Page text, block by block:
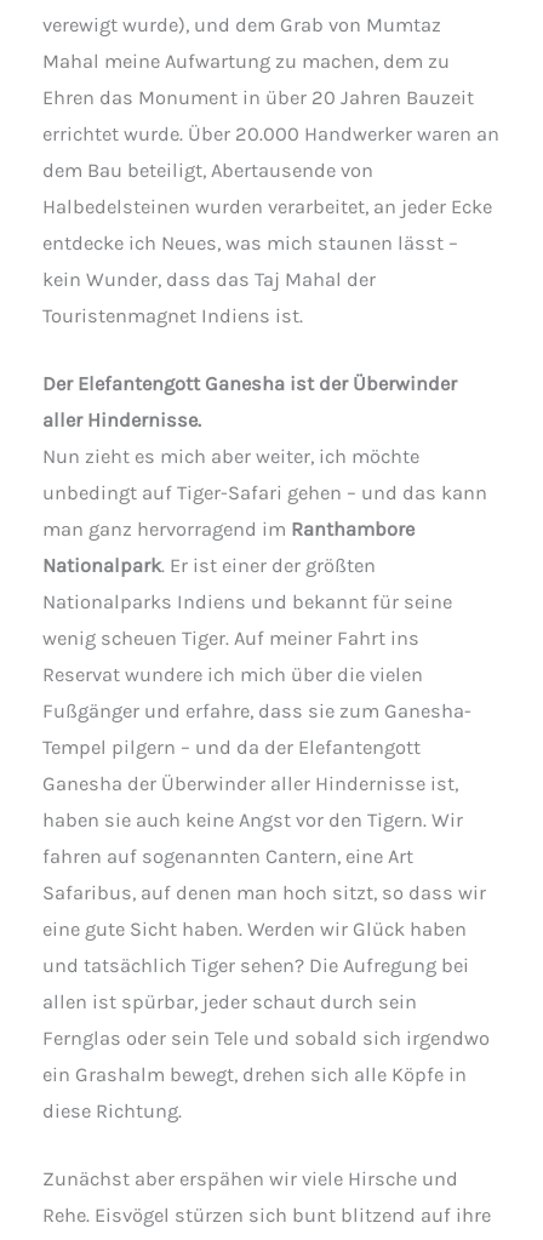
verewigt wurde), und dem Grab von Mumtaz
Mahal meine Aufwartung zu machen, dem zu
Ehren das Monument in über 20 Jahren Bauzeit
errichtet wurde. Über 20.000 Handwerker waren an
dem Bau beteiligt, Abertausende von
Halbedelsteinen wurden verarbeitet, an jeder Ecke
entdecke ich Neues, was mich staunen lässt –
kein Wunder, dass das Taj Mahal der
Touristenmagnet Indiens ist.
Der Elefantengott Ganesha ist der Überwinder
aller Hindernisse.
Nun zieht es mich aber weiter, ich möchte
unbedingt auf Tiger-Safari gehen – und das kann
man ganz hervorragend im Ranthambore
Nationalpark. Er ist einer der größten
Nationalparks Indiens und bekannt für seine
wenig scheuen Tiger. Auf meiner Fahrt ins
Reservat wundere ich mich über die vielen
Fußgänger und erfahre, dass sie zum Ganesha-
Tempel pilgern – und da der Elefantengott
Ganesha der Überwinder aller Hindernisse ist,
haben sie auch keine Angst vor den Tigern. Wir
fahren auf sogenannten Cantern, eine Art
Safaribus, auf denen man hoch sitzt, so dass wir
eine gute Sicht haben. Werden wir Glück haben
und tatsächlich Tiger sehen? Die Aufregung bei
allen ist spürbar, jeder schaut durch sein
Fernglas oder sein Tele und sobald sich irgendwo
ein Grashalm bewegt, drehen sich alle Köpfe in
diese Richtung.
Zunächst aber erspähen wir viele Hirsche und
Rehe. Eisvögel stürzen sich bunt blitzend auf ihre